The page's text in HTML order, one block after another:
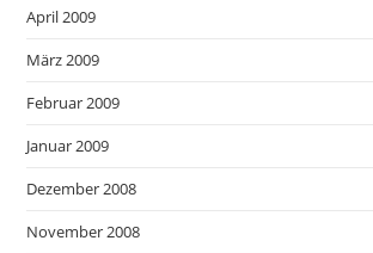
April 2009
März 2009
Februar 2009
Januar 2009
Dezember 2008
November 2008